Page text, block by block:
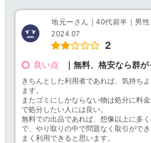
地元ーさん｜40代前半｜男
2024.07
2
良い点 ｜無料、格安なら群
きちんとした利用者であれば、気持ち
ます。
またゴミにしかならない物は処分に料
で処分したい人には良い。
無料での出品であれば、想像以上に多
で、やり取りの中で問題なく取引がで
まく利用できると思います。